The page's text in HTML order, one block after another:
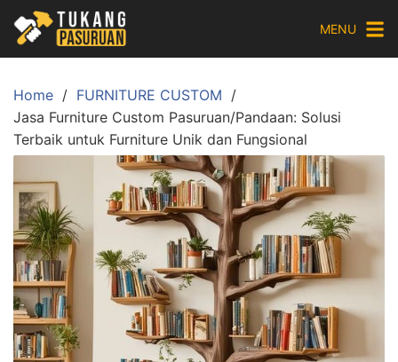
content
MENU
Home
FURNITURE CUSTOM
Jasa Furniture Custom Pasuruan/Pandaan: Solusi
Terbaik untuk Furniture Unik dan Fungsional